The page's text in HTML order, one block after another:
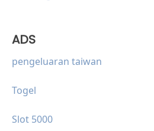
ADS
pengeluaran taiwan
Togel
Slot 5000